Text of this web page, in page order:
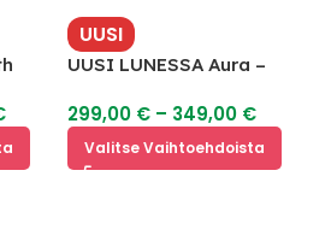
UUSI
UUSI LUNESSA Aura –
299,00 € – 349,00 €
Valitse Vaihtoehdoista